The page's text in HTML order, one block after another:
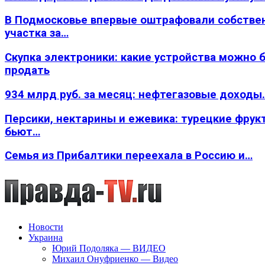
В Подмосковье впервые оштрафовали
участка за…
Скупка электроники: какие устройства можно
продать
934 млрд руб. за месяц: нефтегазовые
Персики, нектарины и ежевика: турецкие
бьют…
Семья из Прибалтики переехала в Россию и…
Новости
Украина
Юрий Подоляка — ВИДЕО
Михаил Онуфриенко — Видео